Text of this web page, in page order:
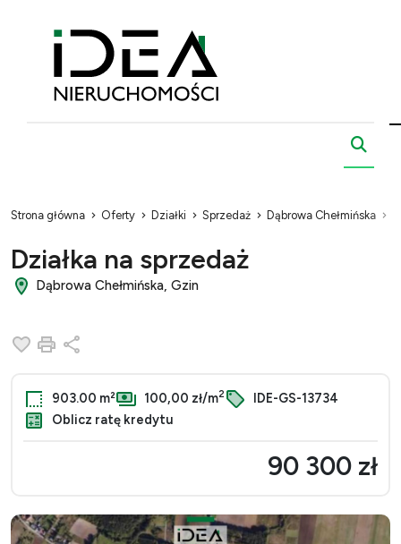
Strona główna Oferty Działki Sprzedaż Dąbrowa Chełmińska
Działka na sprzedaż
Dąbrowa Chełmińska, Gzin
Dodaj do ulubionych
Drukuj
903.00 m² 100,00 zł/m2
IDE-GS-13734
Oblicz ratę kredytu
90 300 zł